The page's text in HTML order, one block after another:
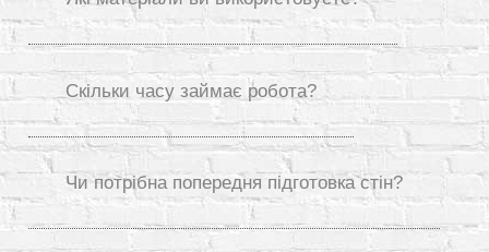
Скільки часу займає робота?
Чи потрібна попередня підготовка стін?